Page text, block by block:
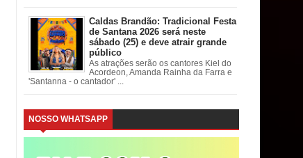
Caldas Brandão: Tradicional Festa
de Santana 2026 será neste
sábado (25) e deve atrair grande
público
As atrações serão os cantores Kiel do
Acordeon, Amanda Rainha da Farra e
'Santanna - o cantador' ...
NOSSO WHATSAPP